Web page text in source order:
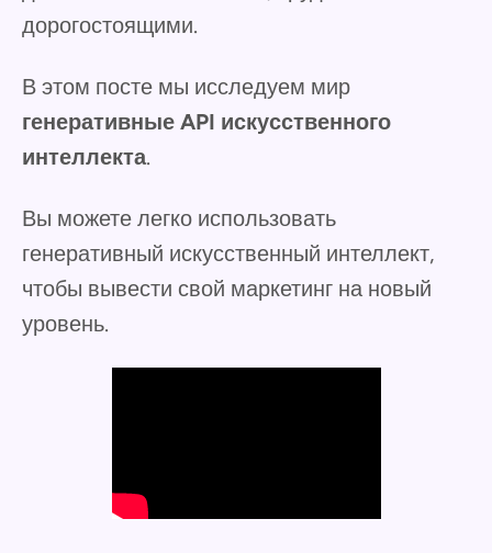
дорогостоящими.
В этом посте мы исследуем мир
генеративные API искусственного
интеллекта.
Вы можете легко использовать
генеративный искусственный интеллект,
чтобы вывести свой маркетинг на новый
уровень.